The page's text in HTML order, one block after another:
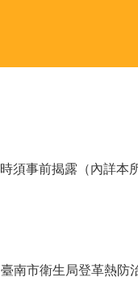
須事前揭露（內詳本
臺南市衛生局登革熱防